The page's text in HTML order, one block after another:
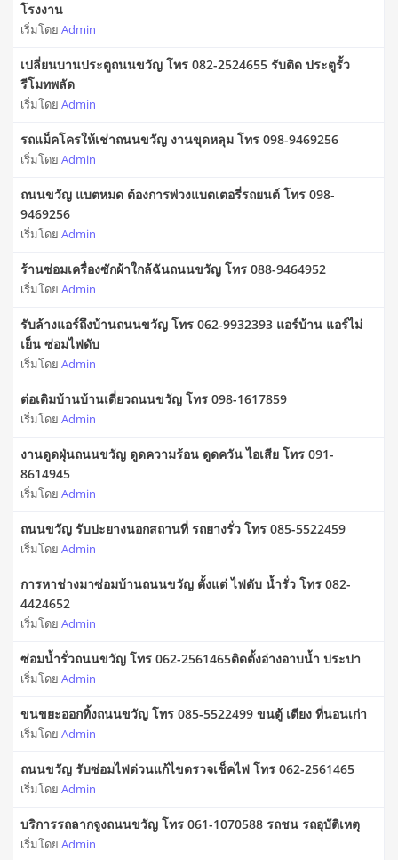
โรงงาน
เริ่มโดย Admin
เปลี่ยนบานประตูถนนขวัญ โทร 082-2524655 รับติด ประตูรั้ว
รีโมทพลัด
เริ่มโดย Admin
รถแม็คโครให้เช่าถนนขวัญ งานขุดหลุม โทร 098-9469256
เริ่มโดย Admin
ถนนขวัญ แบตหมด ต้องการพ่วงแบตเตอรี่รถยนต์ โทร 098-
9469256
เริ่มโดย Admin
ร้านซ่อมเครื่องซักผ้าใกล้ฉันถนนขวัญ โทร 088-9464952
เริ่มโดย Admin
รับล้างแอร์ถึงบ้านถนนขวัญ โทร 062-9932393 แอร์บ้าน แอร์ไม่
เย็น ซ่อมไฟดับ
เริ่มโดย Admin
ต่อเติมบ้านบ้านเดี่ยวถนนขวัญ โทร 098-1617859
เริ่มโดย Admin
งานดูดฝุ่นถนนขวัญ ดูดความร้อน ดูดควัน ไอเสีย โทร 091-
8614945
เริ่มโดย Admin
ถนนขวัญ รับปะยางนอกสถานที่ รถยางรั่ว โทร 085-5522459
เริ่มโดย Admin
การหาช่างมาซ่อมบ้านถนนขวัญ ตั้งแต่ ไฟดับ น้ำรั่ว โทร 082-
4424652
เริ่มโดย Admin
ซ่อมน้ำรั่วถนนขวัญ โทร 062-2561465ติดตั้งอ่างอาบน้ำ ประปา
เริ่มโดย Admin
ขนขยะออกทิ้งถนนขวัญ โทร 085-5522499 ขนตู้ เตียง ที่นอนเก่า
เริ่มโดย Admin
ถนนขวัญ รับซ่อมไฟด่วนแก้ไขตรวจเช็คไฟ โทร 062-2561465
เริ่มโดย Admin
บริการรถลากจูงถนนขวัญ โทร 061-1070588 รถชน รถอุบัติเหตุ
เริ่มโดย Admin